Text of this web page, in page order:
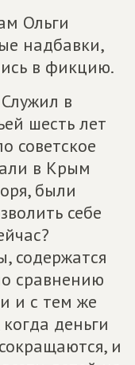
Ольги
надбавки,
в фикцию.
в
шесть лет
советское
в Крым
были
себе
содержатся
сравнению
и с тем же
деньги
и